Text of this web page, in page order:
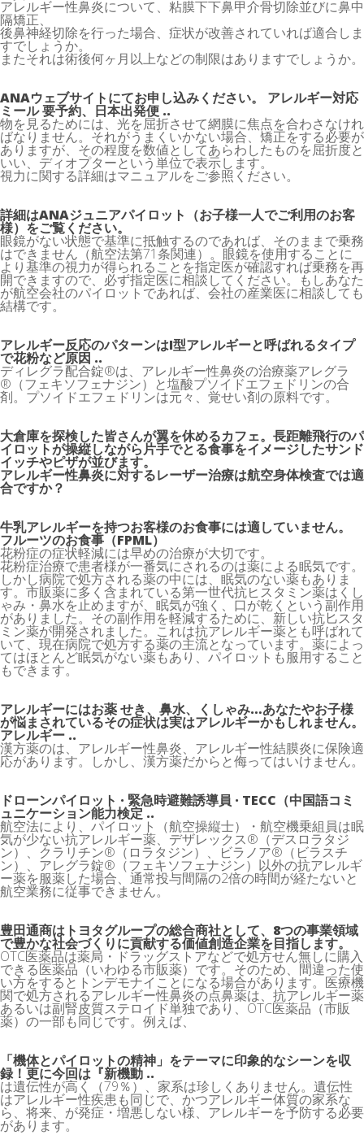
アレルギー性鼻炎について、粘膜下下鼻甲介骨切除並びに鼻中
隔矯正、
後鼻神経切除を行った場合、症状が改善されていれば適合しま
すでしょうか。
またそれは術後何ヶ月以上などの制限はありますでしょうか。
ANAウェブサイトにてお申し込みください。 アレルギー対応
ミール 要予約、日本出発便 ..
物を見るためには、光を屈折させて網膜に焦点を合わさなけれ
ばなりません。それがうまくいかない場合、矯正をする必要が
ありますが、その程度を数値としてあらわしたものを屈折度と
いい、ディオプターという単位で表示します。
視力に関する詳細はマニュアルをご参照ください。
詳細はANAジュニアパイロット（お子様一人でご利用のお客
様）をご覧ください。
眼鏡がない状態で基準に抵触するのであれば、そのままで乗務
はできません（航空法第71条関連）。眼鏡を使用することに
より基準の視力が得られることを指定医が確認すれば乗務を再
開できますので、必ず指定医に相談してください。もしあなた
が航空会社のパイロットであれば、会社の産業医に相談しても
結構です。
アレルギー反応のパターンはI型アレルギーと呼ばれるタイプ
で花粉など原因 ..
ディレグラ配合錠®は、アレルギー性鼻炎の治療薬アレグラ
®（フェキソフェナジン）と塩酸プソイドエフェドリンの合
剤。プソイドエフェドリンは元々、覚せい剤の原料です。
大倉庫を探検した皆さんが翼を休めるカフェ。長距離飛行のパ
イロットが操縦しながら片手でとる食事をイメージしたサンド
イッチやピザが並びます。
アレルギー性鼻炎に対するレーザー治療は航空身体検査では適
合ですか？
牛乳アレルギーを持つお客様のお食事には適していません。
フルーツのお食事（FPML）
花粉症の症状軽減には早めの治療が大切です。
花粉症治療で患者様が一番気にされるのは薬による眠気です。
しかし病院で処方される薬の中には、眠気のない薬もありま
す。市販薬に多く含まれている第一世代抗ヒスタミン薬はくし
ゃみ・鼻水を止めますが、眠気が強く、口が乾くという副作用
がありました。その副作用を軽減するために、新しい抗匕スタ
ミン薬が開発されました。これは抗アレルギー薬とも呼ばれて
いて、現在病院で処方する薬の主流となっています。薬によっ
てはほとんど眠気がない薬もあり、パイロットも服用すること
もできます。
アレルギーにはお薬 せき、鼻水、くしゃみ…あなたやお子様
が悩まされているその症状は実はアレルギーかもしれません。
アレルギー ..
漢方薬のは、アレルギー性鼻炎、アレルギー性結膜炎に保険適
応があります。しかし、漢方薬だからと侮ってはいけません。
ドローンパイロット · 緊急時避難誘導員 · TECC（中国語コミ
ュニケーション能力検定 ..
航空法により、パイロット（航空操縦士）・航空機乗組員は眠
気が少ない抗アレルギー薬、デザレックス®（デスロラタジ
ン）、クラリチン®（ロラタジン）、ビラノア®（ビラスチ
ン）、アレグラ錠®（フェキソフェナジン）以外の抗アレルギ
ー薬を服薬した場合、通常投与間隔の2倍の時間が経たないと
航空業務に従事できません。
豊田通商はトヨタグループの総合商社として、8つの事業領域
で豊かな社会づくりに貢献する価値創造企業を目指します。
OTC医薬品は薬局・ドラッグストアなどで処方せん無しに購入
できる医薬品（いわゆる市販薬）です。そのため、間違った使
い方をするとトンデモナイことになる場合があります。医療機
関で処方されるアレルギー性鼻炎の点鼻薬は、抗アレルギー薬
あるいは副腎皮質ステロイド単独であり、OTC医薬品（市販
薬）の一部も同じです。例えば、
「機体とパイロットの精神」をテーマに印象的なシーンを収
録！更に今回は『新機動 ..
は遺伝性が高く（79％）、家系は珍しくありません。遺伝性
はアレルギー性疾患も同じで、かつアレルギー体質の家系な
ら、将来、が発症・増悪しない様、アレルギーを予防する必要
があります。